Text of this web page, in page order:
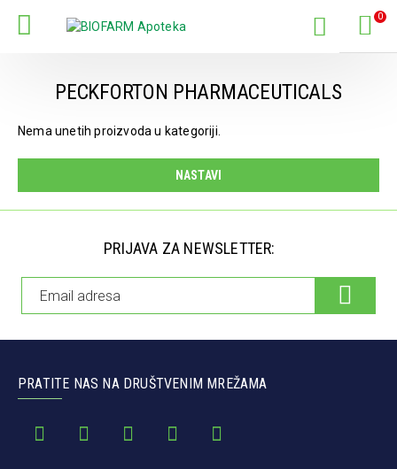
0
PECKFORTON PHARMACEUTICALS
Nema unetih proizvoda u kategoriji.
NASTAVI
PRIJAVA ZA NEWSLETTER:
PRATITE NAS NA DRUŠTVENIM MREŽAMA